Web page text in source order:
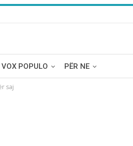
VOX POPULO PËR NE
saj